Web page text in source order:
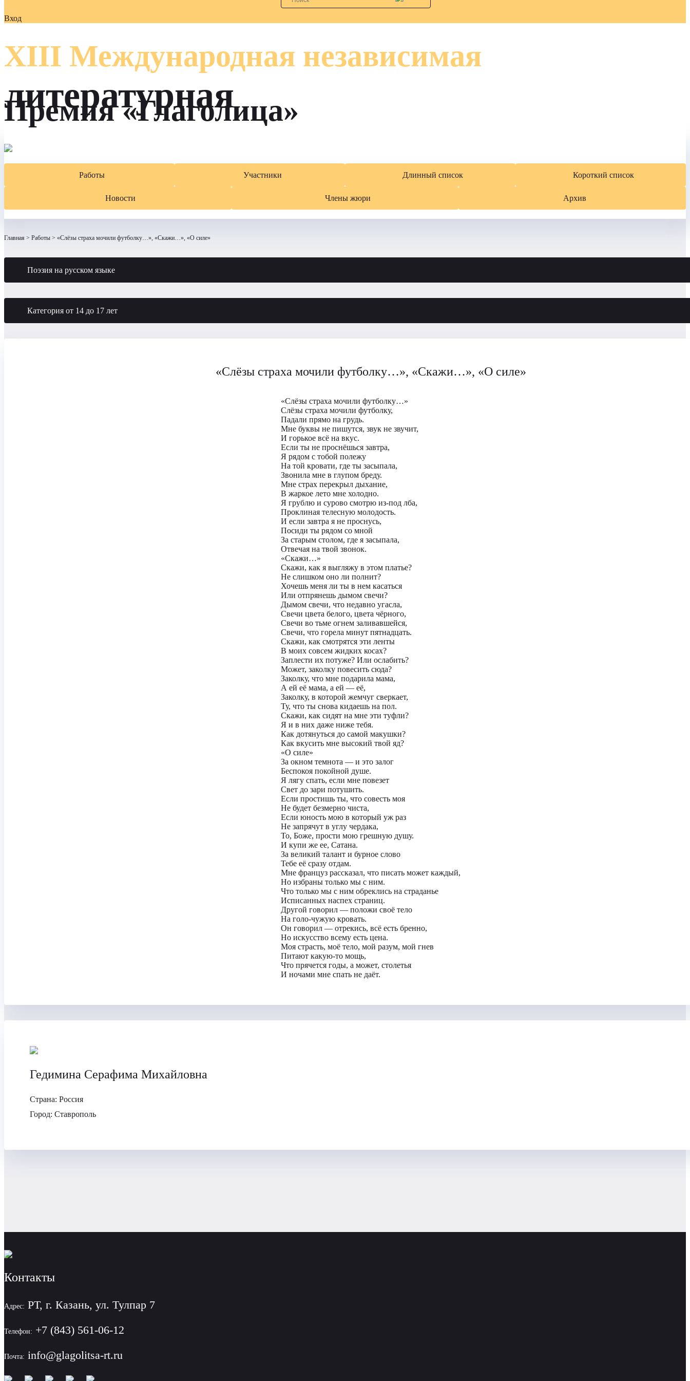
Вход
XIII Международная независимая
литературная
Премия «Глаголица»
Работы Участники Длинный список Короткий список
Новости Члены жюри Архив
Главная Работы «Слёзы страха мочили футболку…», «Скажи…», «О силе»
Поэзия на русском языке
Категория от 14 до 17 лет
«Слёзы страха мочили футболку…», «Скажи…», «О силе»
«Слёзы страха мочили футболку…»
Слёзы страха мочили футболку,
Падали прямо на грудь.
Мне буквы не пишутся, звук не звучит,
И горькое всё на вкус.
Если ты не проснёшься завтра,
Я рядом с тобой полежу
На той кровати, где ты засыпала,
Звонила мне в глупом бреду.
Мне страх перекрыл дыхание,
В жаркое лето мне холодно.
Я грублю и сурово смотрю из-под лба,
Проклиная телесную молодость.
И если завтра я не проснусь,
Посиди ты рядом со мной
За старым столом, где я засыпала,
Отвечая на твой звонок.
«Скажи…»
Скажи, как я выгляжу в этом платье?
Не слишком оно ли полнит?
Хочешь меня ли ты в нем касаться
Или отпрянешь дымом свечи?
Дымом свечи, что недавно угасла,
Свечи цвета белого, цвета чёрного,
Свечи во тьме огнем заливавшейся,
Свечи, что горела минут пятнадцать.
Скажи, как смотрятся эти ленты
В моих совсем жидких косах?
Заплести их потуже? Или ослабить?
Может, заколку повесить сюда?
Заколку, что мне подарила мама,
А ей её мама, а ей — её,
Заколку, в которой жемчуг сверкает,
Ту, что ты снова кидаешь на пол.
Скажи, как сидят на мне эти туфли?
Я и в них даже ниже тебя.
Как дотянуться до самой макушки?
Как вкусить мне высокий твой яд?
«О силе»
За окном темнота — и это залог
Беспокоя покойной душе.
Я лягу спать, если мне повезет
Свет до зари потушить.
Если простишь ты, что совесть моя
Не будет безмерно чиста,
Если юность мою в который уж раз
Не запрячут в углу чердака,
То, Боже, прости мою грешную душу.
И купи же ее, Сатана.
За великий талант и бурное слово
Тебе её сразу отдам.
Мне француз рассказал, что писать может каждый,
Но избраны только мы с ним.
Что только мы с ним обреклись на страданье
Исписанных наспех страниц.
Другой говорил — положи своё тело
На голо-чужую кровать.
Он говорил — отрекись, всё есть бренно,
Но искусство всему есть цена.
Моя страсть, моё тело, мой разум, мой гнев
Питают какую-то мощь,
Что прячется годы, а может, столетья
И ночами мне спать не даёт.
Гедимина Серафима Михайловна
Страна: Россия
Город: Ставрополь
Контакты
Адрес: РТ, г. Казань, ул. Тулпар 7
Телефон: +7 (843) 561-06-12
Почта: info@glagolitsa-rt.ru